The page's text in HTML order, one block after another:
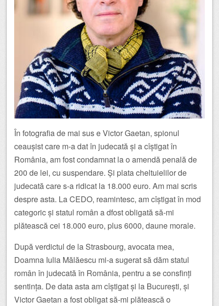
În fotografia de mai sus e Victor Gaetan, spionul
ceaușist care m-a dat în judecată și a cîștigat în
România, am fost condamnat la o amendă penală de
200 de lei, cu suspendare. Și plata cheltuielilor de
judecată care s-a ridicat la 18.000 euro. Am mai scris
despre asta. La CEDO, reamintesc, am cîștigat în mod
categoric și statul român a dfost obligată să-mi
plătească cei 18.000 euro, plus 6000, daune morale.
După verdictul de la Strasbourg, avocata mea,
Doamna Iulia Mălăescu mi-a sugerat să dăm statul
român în judecată în România, pentru a se consfinți
sentința. De data asta am cîștigat și la București, și
Victor Gaetan a fost obligat să-mi plătească o